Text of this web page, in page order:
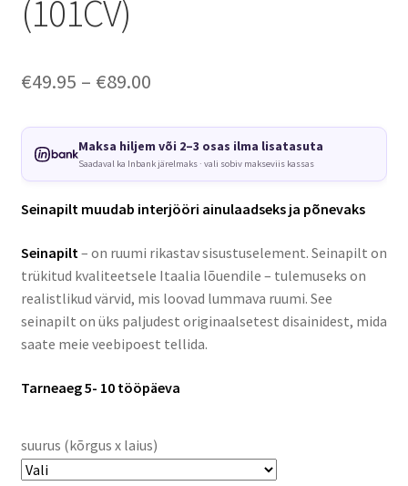
(101CV)
€49.95 – €89.00Price
€49.95
through
€89.00
Maksa hiljem või 2–3 osas ilma lisatasuta
Saadaval ka Inbank järelmaks · vali sobiv makseviis kassas
Seinapilt muudab interjööri ainulaadseks ja põnevaks
Seinapilt– on ruumi rikastav sisustuselement. Seinapilt on
trükitud kvaliteetsele Itaalia lõuendile – tulemuseks on
realistlikud värvid, mis loovad lummava ruumi. See
seinapilt on üks paljudest originaalsetest disainidest, mida
saate meie veebipoest tellida.
Tarneaeg 5- 10 tööpäeva
suurus (kõrgus x laius)